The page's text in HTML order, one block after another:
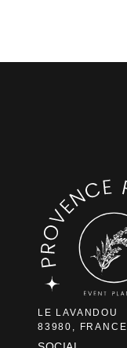
LE LAVANDOU
83980, FRANCE